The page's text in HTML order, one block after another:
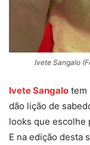
Ivete Sangalo
Ivete Sangalo tem
dão lição de
looks que escolhe
E na edição desta